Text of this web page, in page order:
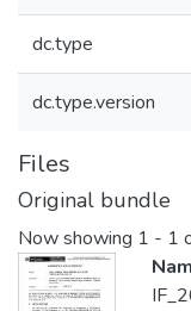
dc.type
dc.type.version
Files
Original bundle
Now showing 1 - 1